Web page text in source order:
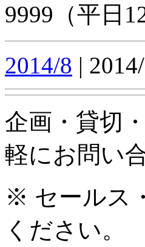
9999（平日
2014/8 |
企画・貸切
軽にお問い
※ セールス
ください。